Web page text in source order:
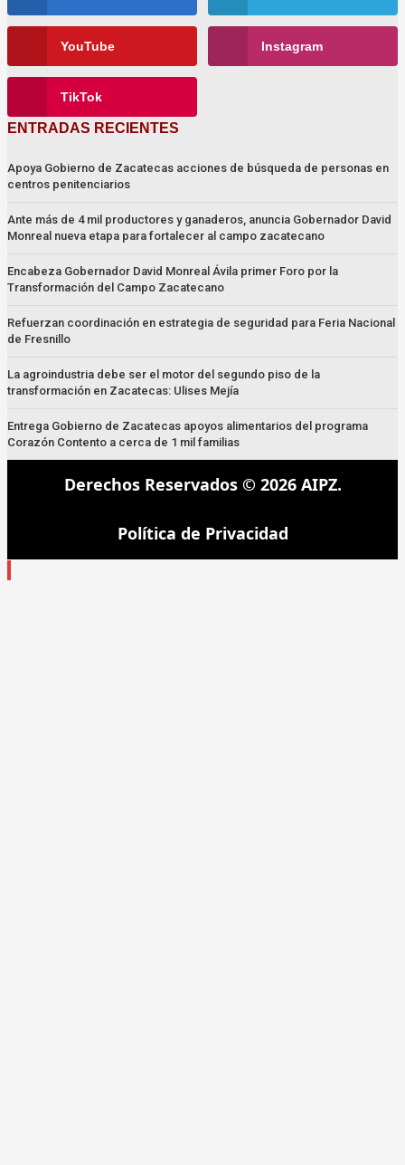
YouTube Instagram
TikTok
ENTRADAS RECIENTES
Apoya Gobierno de Zacatecas acciones de búsqueda de personas en
centros penitenciarios
Ante más de 4 mil productores y ganaderos, anuncia Gobernador David
Monreal nueva etapa para fortalecer al campo zacatecano
Encabeza Gobernador David Monreal Ávila primer Foro por la
Transformación del Campo Zacatecano
Refuerzan coordinación en estrategia de seguridad para Feria Nacional
de Fresnillo
La agroindustria debe ser el motor del segundo piso de la
transformación en Zacatecas: Ulises Mejía
Entrega Gobierno de Zacatecas apoyos alimentarios del programa
Corazón Contento a cerca de 1 mil familias
Derechos Reservados © 2026 AIPZ.
Política de Privacidad